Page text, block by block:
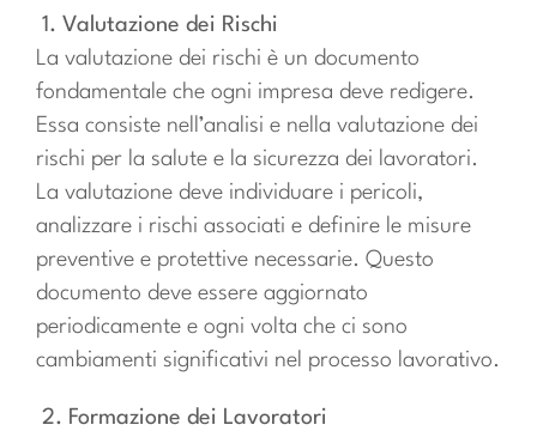
1. Valutazione dei Rischi
La valutazione dei rischi è un documento
fondamentale che ogni impresa deve redigere.
Essa consiste nell’analisi e nella valutazione dei
rischi per la salute e la sicurezza dei lavoratori.
La valutazione deve individuare i pericoli,
analizzare i rischi associati e definire le misure
preventive e protettive necessarie. Questo
documento deve essere aggiornato
periodicamente e ogni volta che ci sono
cambiamenti significativi nel processo lavorativo.
2. Formazione dei Lavoratori